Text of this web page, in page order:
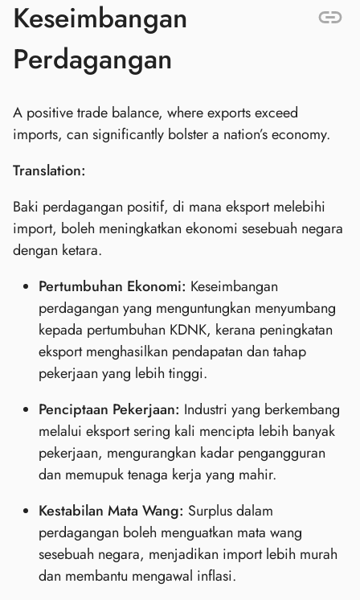
Keseimbangan
Perdagangan
A positive trade balance, where exports exceed
imports, can significantly bolster a nation’s economy.
Translation:
Baki perdagangan positif, di mana eksport melebihi
import, boleh meningkatkan ekonomi sesebuah negara
dengan ketara.
Pertumbuhan Ekonomi: Keseimbangan
perdagangan yang menguntungkan menyumbang
kepada pertumbuhan KDNK, kerana peningkatan
eksport menghasilkan pendapatan dan tahap
pekerjaan yang lebih tinggi.
Penciptaan Pekerjaan: Industri yang berkembang
melalui eksport sering kali mencipta lebih banyak
pekerjaan, mengurangkan kadar pengangguran
dan memupuk tenaga kerja yang mahir.
Kestabilan Mata Wang: Surplus dalam
perdagangan boleh menguatkan mata wang
sesebuah negara, menjadikan import lebih murah
dan membantu mengawal inflasi.